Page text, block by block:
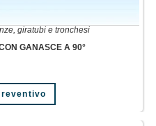
giratubi e tronchesi
GANASCE A 90°